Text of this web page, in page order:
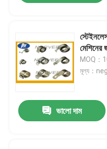
মেশিনের
MOQ：
মূল্য：
ভালো দাম